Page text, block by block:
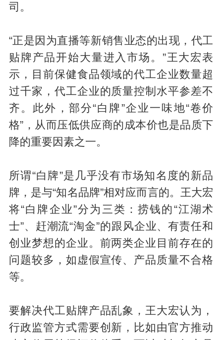
司。
“正是因为直播等新销售业态的出现，代工
贴牌产品开始大量进入市场。”王大宏表
示，目前保健食品领域的代工企业数量超
过千家，代工企业的质量控制水平参差不
齐。此外，部分“白牌”企业一味地“卷价
格”，从而压低供应商的成本价也是品质下
降的重要因素之一。
所谓“白牌”是几乎没有市场知名度的新品
牌，是与“知名品牌”相对应而言的。王大宏
将“白牌企业”分为三类：捞钱的“江湖术
士”、赶潮流“淘金”的跟风企业、有责任和
创业梦想的企业。前两类企业目前存在的
问题较多，如虚假宣传、产品质量不合格
等。
要解决代工贴牌产品乱象，王大宏认为，
行政监管方式需要创新，比如由官方推动